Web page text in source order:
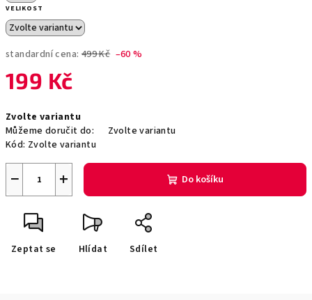
VELIKOST
standardní cena: 499 Kč –60 %
199 Kč
cena:
Zvolte variantu
Můžeme doručit do:
Zvolte variantu
Kód: Zvolte variantu
+
− Do košíku
Zeptat se Hlídat Sdílet